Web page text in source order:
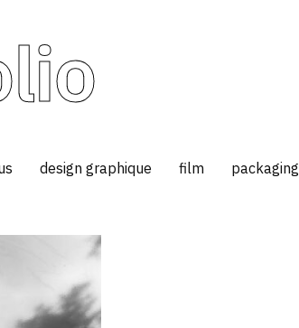
design graphique film packaging